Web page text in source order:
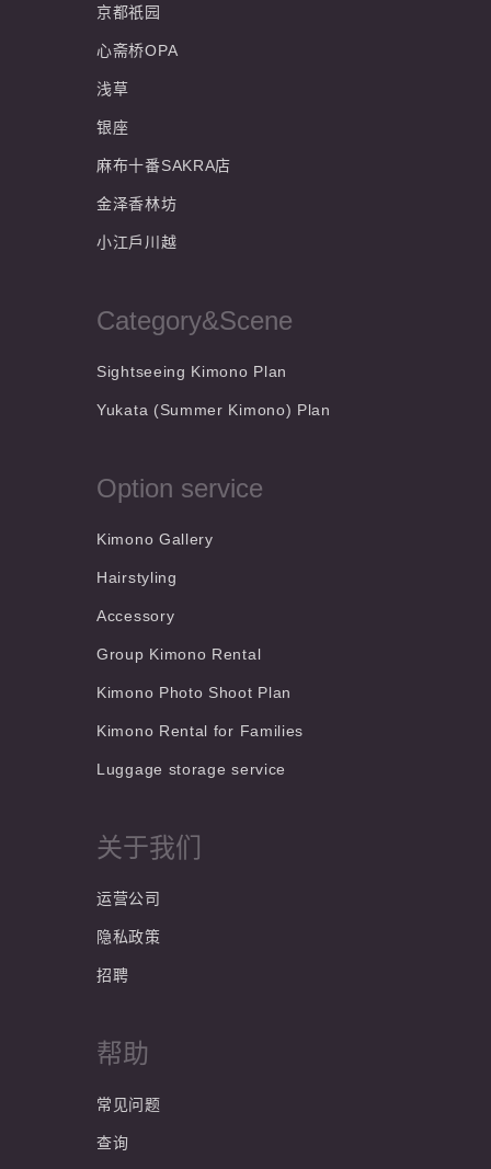
京都祇园
心斋桥OPA
浅草
银座
麻布十番SAKRA店
金泽香林坊
小江戶川越
Category&Scene
Sightseeing Kimono Plan
Yukata (Summer Kimono) Plan
Option service
Kimono Gallery
Hairstyling
Accessory
Group Kimono Rental
Kimono Photo Shoot Plan
Kimono Rental for Families
Luggage storage service
关于我们
运营公司
隐私政策
招聘
帮助
常见问题
查询